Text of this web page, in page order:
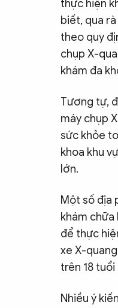
thực hiện
biết, qua
theo quy
chụp X-
khám đa
Tương tự,
máy chụp
sức khỏe
khoa khu
lớn.
Một số địa
khám
để thực
xe X-
trên 18
Nhiều ý